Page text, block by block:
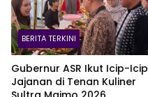
BERITA TERKINI
Gubernur ASR Ikut Icip-Icip
Jajanan di Tenan Kuliner